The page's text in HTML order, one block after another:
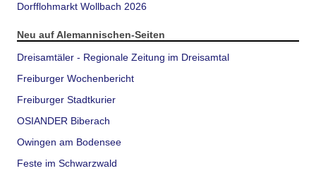
Dorfflohmarkt Wollbach 2026
Neu auf Alemannischen-Seiten
Dreisamtäler - Regionale Zeitung im Dreisamtal
Freiburger Wochenbericht
Freiburger Stadtkurier
OSIANDER Biberach
Owingen am Bodensee
Feste im Schwarzwald